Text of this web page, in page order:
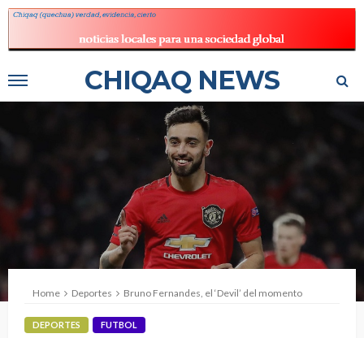
CHIQAQ NEWS
Home Deportes Bruno Fernandes, el ‘Devil’ del momento
DEPORTES FUTBOL